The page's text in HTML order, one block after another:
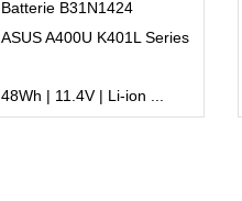
Batterie B31N1424
ASUS A400U K401L Series
48Wh | 11.4V | Li-ion ...